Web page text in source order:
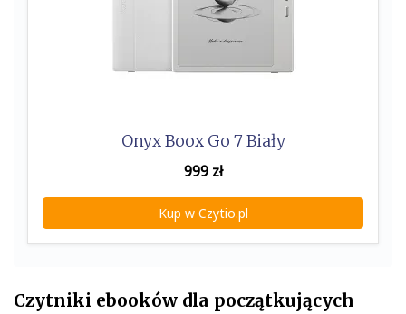
Onyx Boox Go 7 Biały
999zł
Kup w Czytio.pl
Czytniki ebooków dla początkujących